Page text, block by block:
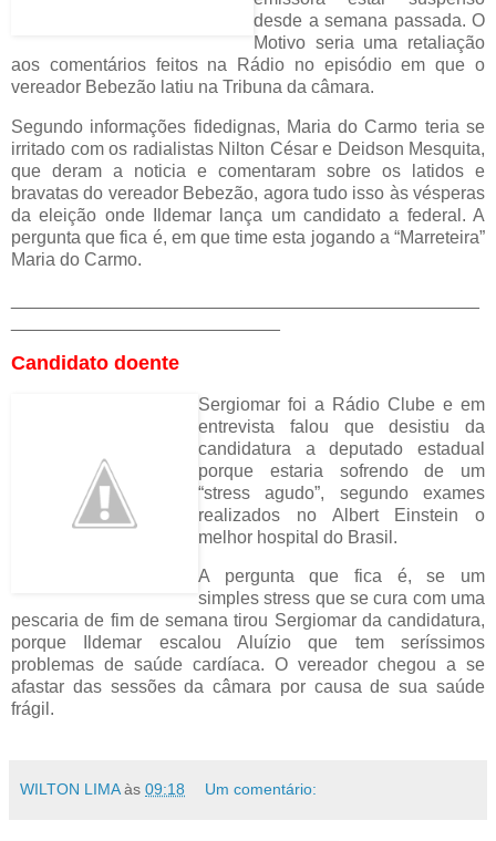
desde a semana passada. O
Motivo seria uma retaliação
aos comentários feitos na Rádio no episódio em que o
vereador Bebezão latiu na Tribuna da câmara.
Segundo informações fidedignas, Maria do Carmo teria se
irritado com os radialistas Nilton César e Deidson Mesquita,
que deram a noticia e comentaram sobre os latidos e
bravatas do vereador Bebezão, agora tudo isso às vésperas
da eleição onde Ildemar lança um candidato a federal. A
pergunta que fica é, em que time esta jogando a “Marreteira”
Maria do Carmo.
Candidato doente
Sergiomar foi a Rádio Clube e em
entrevista falou que desistiu da
candidatura a deputado estadual
porque estaria sofrendo de um
“stress agudo”, segundo exames
realizados no Albert Einstein o
melhor hospital do Brasil.
A pergunta que fica é, se um
simples stress que se cura com uma
pescaria de fim de semana tirou Sergiomar da candidatura,
porque Ildemar escalou Aluízio que tem seríssimos
problemas de saúde cardíaca. O vereador chegou a se
afastar das sessões da câmara por causa de sua saúde
frágil.
WILTON LIMA às 09:18 Um comentário: